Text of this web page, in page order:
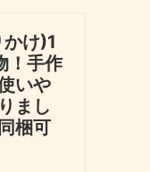
かけ)1
！手作
いや
まし
梱可